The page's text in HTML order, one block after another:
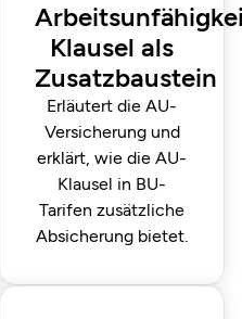
Klausel als
Zusatzbaustein
Erläutert die AU-
Versicherung und
erklärt, wie die AU-
Klausel in BU-
Tarifen zusätzliche
Absicherung bietet.